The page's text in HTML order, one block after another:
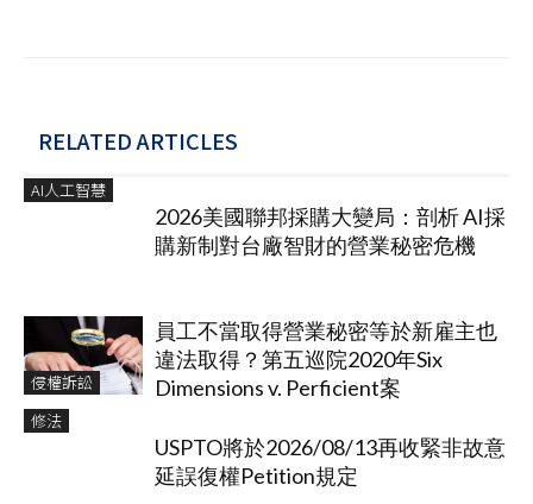
RELATED ARTICLES
AI人工智慧
2026美國聯邦採購大變局：剖析 AI採
購新制對台廠智財的營業秘密危機
侵權訴訟
員工不當取得營業秘密等於新雇主也
違法取得？第五巡院2020年Six
Dimensions v. Perficient案
修法
USPTO將於2026/08/13再收緊非故意
延誤復權Petition規定